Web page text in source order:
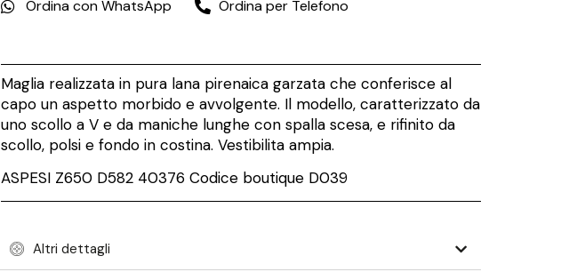
Ordina con WhatsApp Ordina per Telefono
Maglia realizzata in pura lana pirenaica garzata che conferisce al
capo un aspetto morbido e avvolgente. Il modello, caratterizzato da
uno scollo a V e da maniche lunghe con spalla scesa, e rifinito da
scollo, polsi e fondo in costina. Vestibilita ampia.
ASPESI Z650 D582 40376 Codice boutique D039
Altri dettagli